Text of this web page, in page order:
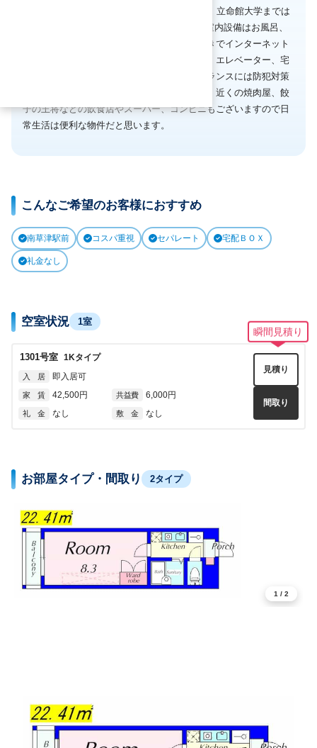
ワイズレジデンス南草津は南草津駅徒歩23分、立命館大学までは
4.1km、自転車で約21分のマンションです。室内設備はお風呂、
トイレセパレート、ＩＨコンロ、エアコン付きでインターネット
が無料でお使いいただけます。オートロック、エレベーター、宅
配ＢＯＸも完備しております。建物のエントランスには防犯対策
に必須のオートロック機能を備えております。近くの焼肉屋、餃
子の王将などの飲食店やスーパー、コンビニもございますので日
常生活は便利な物件だと思います。
こんなご希望のお客様におすすめ
南草津駅前 コスパ重視 セパレート 宅配ＢＯＸ
礼金なし
空室状況 1室
瞬間見積り
1301号室 1Kタイプ
入 居 即入居可
家 賃 42,500円 共益費 6,000円
礼 金 なし 敷 金 なし
見積り
間取り
お部屋タイプ・間取り 2タイプ
1 / 2